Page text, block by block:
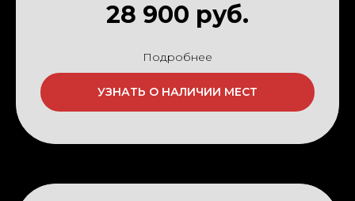
28 900 руб.
Подробнее
УЗНАТЬ О НАЛИЧИИ МЕСТ